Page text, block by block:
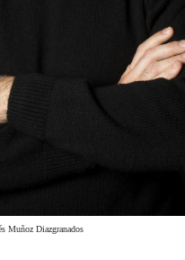
Muñoz Diazgranados